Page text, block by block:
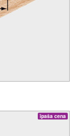
īpaša cena